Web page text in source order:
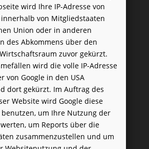
wird Ihre IP-Adresse von
innerhalb von Mitgliedstaaten
Union oder in anderen
des Abkommens über den
zuvor gekürzt.
wird die volle IP-Adresse
von Google in den USA
dort gekürzt. Im Auftrag des
Website wird Google diese
um Ihre Nutzung der
um Reports über die
zusammenzustellen und um